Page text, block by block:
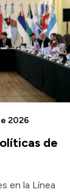
de
2026
en la Línea